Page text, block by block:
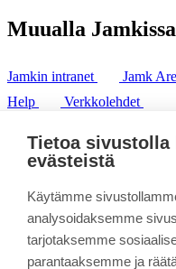
Muualla Jamkissa
Jamkin intranet Jamk
Help
Verkkolehdet
puh. +358 20 743 8100
fax. +358 14 449 9694
Tietoa sivustolla
evästeistä
Käytämme
analysoidaksemme
tarjotaksemme
parantaaksemme ja